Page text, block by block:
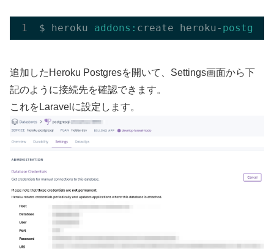
$ heroku addons: create heroku-
追加したHeroku Postgresを開いて、Settings画面から下
記のように接続先を確認できます。
これをLaravelに設定します。